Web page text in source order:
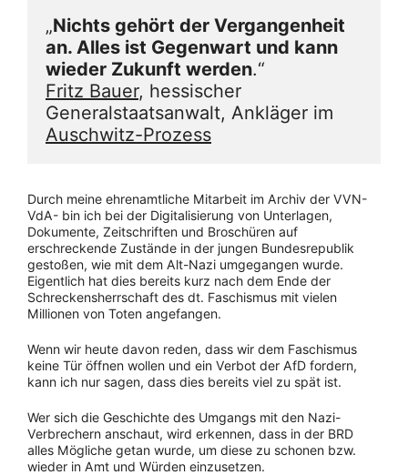
„Nichts gehört der Vergangenheit
an. Alles ist Gegenwart und kann
wieder Zukunft werden.“
Fritz Bauer, hessischer
Auschwitz-Prozess
Durch meine ehrenamtliche Mitarbeit im Archiv der VVN-
VdA- bin ich bei der Digitalisierung von Unterlagen,
Dokumente, Zeitschriften und Broschüren auf
erschreckende Zustände in der jungen Bundesrepublik
gestoßen, wie mit dem Alt-Nazi umgegangen wurde.
Eigentlich hat dies bereits kurz nach dem Ende der
Schreckensherrschaft des dt. Faschismus mit vielen
Millionen von Toten angefangen.
Wenn wir heute davon reden, dass wir dem Faschismus
keine Tür öffnen wollen und ein Verbot der AfD fordern,
kann ich nur sagen, dass dies bereits viel zu spät ist.
Wer sich die Geschichte des Umgangs mit den Nazi-
Verbrechern anschaut, wird erkennen, dass in der BRD
alles Mögliche getan wurde, um diese zu schonen bzw.
wieder in Amt und Würden einzusetzen.